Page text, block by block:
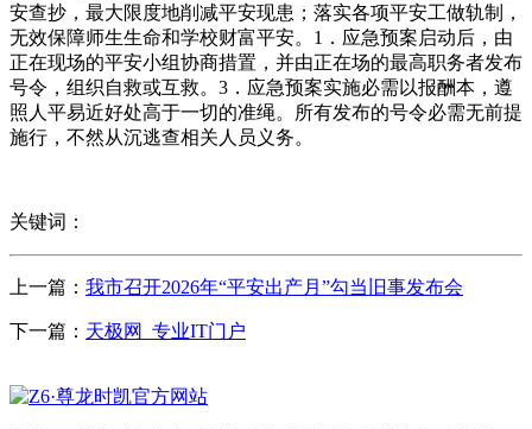
安查抄，最大限度地削减平安现患；落实各项平安工做轨制，
无效保障师生生命和学校财富平安。1．应急预案启动后，由
正在现场的平安小组协商措置，并由正在场的最高职务者发布
号令，组织自救或互救。3．应急预案实施必需以报酬本，遵
照人平易近好处高于一切的准绳。所有发布的号令必需无前提
施行，不然从沉逃查相关人员义务。
关键词：
上一篇： 我市召开2026年“平安出产月”勾当旧事发布会
下一篇： 天极网_专业IT门户